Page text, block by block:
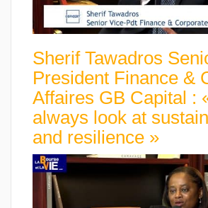
Sherif Tawadros
President Finance &
Affaires GB Capital :
always look at
and resilience »